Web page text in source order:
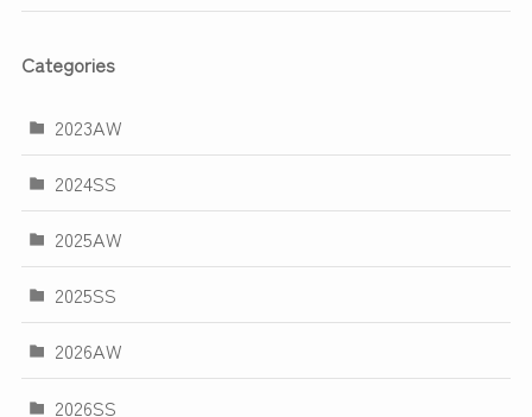
Categories
2023AW
2024SS
2025AW
2025SS
2026AW
2026SS